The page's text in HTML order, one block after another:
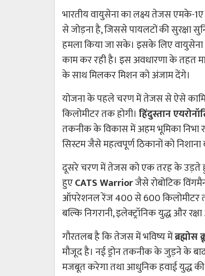
भारतीय वायुसेना का लक्ष्य तेजस एमके-
से जोड़ना है, जिससे पायलटों की सुरक्षा
हमला किया जा सके। इसके लिए वायुसेना
काम कर रही है। इस अवधारणा के तहत
के साथ मिलकर मिशन को अंजाम देंगे।
योजना के पहले चरण में तेजस से ऐसे
किलोमीटर तक होगी। हिंदुस्तान
तकनीक के विकास में अहम भूमिका निभा
सिस्टम जैसे महत्वपूर्ण ठिकानों को निशाना
दूसरे चरण में तेजस को एक तरह के उड़ते
हुएCATS Warriorजैसे रोबोटिक
ऑपरेशनल रेंज 400 से 600 किलोमीटर
बल्कि निगरानी, इलेक्ट्रॉनिक युद्ध और
गौरतलब है कि तेजस में भविष्य में
मौजूद है। नई ड्रोन तकनीक के जुड़ने के
मजबूत करेगा तथा आधुनिक हवाई युद्ध की